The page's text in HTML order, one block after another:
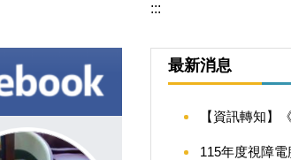
:::
最新消息
【資訊轉知】
115年度視障電